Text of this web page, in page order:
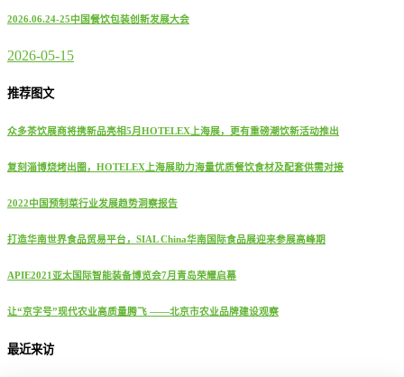
2026.06.24-25中国餐饮包装创新发展大会
2026-05-15
推荐图文
众多茶饮展商将携新品亮相5月HOTELEX上海展，更有重磅潮饮新活动推出
复刻淄博烧烤出圈，HOTELEX上海展助力海量优质餐饮食材及配套供需对接
2022中国预制菜行业发展趋势洞察报告
打造华南世界食品贸易平台，SIAL China华南国际食品展迎来参展高峰期
APIE2021亚太国际智能装备博览会7月青岛荣耀启幕
让“京字号”现代农业高质量腾飞 ——北京市农业品牌建设观察
最近来访